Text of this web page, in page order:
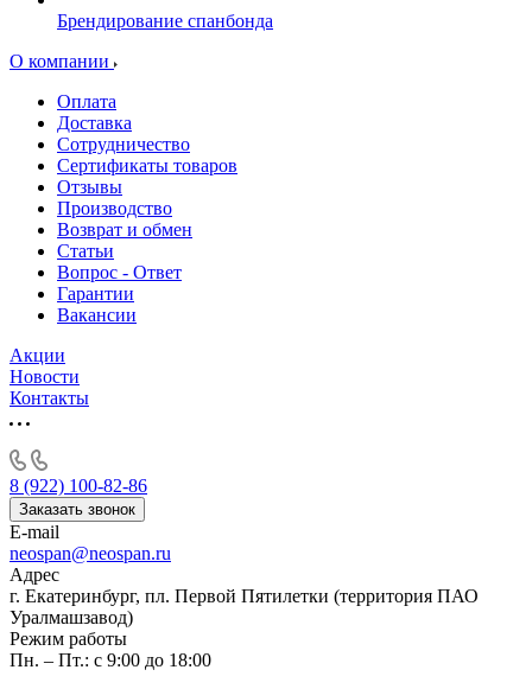
Брендирование спанбонда
О компании
Оплата
Доставка
Сотрудничество
Сертификаты товаров
Отзывы
Производство
Возврат и обмен
Статьи
Вопрос - Ответ
Гарантии
Вакансии
Акции
Новости
Контакты
8 (922) 100-82-86
Заказать звонок
E-mail
neospan@neospan.ru
Адрес
г. Екатеринбург, пл. Первой Пятилетки (территория ПАО
Уралмашзавод)
Режим работы
Пн. – Пт.: с 9:00 до 18:00